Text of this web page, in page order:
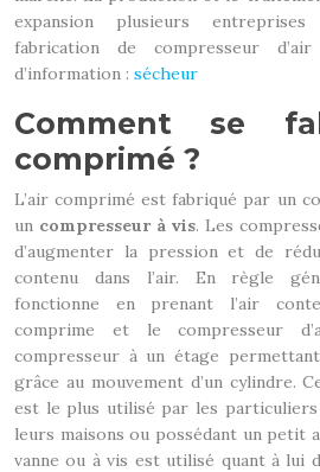
expansion plusieurs
fabrication de compresseur
d’information : sécheur
Comment se
comprimé ?
L’air comprimé est fabriqué par un
un compresseur à vis. Les
d’augmenter la pression et de
contenu dans l’air. En règle
fonctionne en prenant l’air
comprime et le compresseur
compresseur à un étage permettant
grâce au mouvement d’un cylindre.
est le plus utilisé par les particuliers
leurs maisons ou possédant un petit
vanne ou à vis est utilisé quant à lui